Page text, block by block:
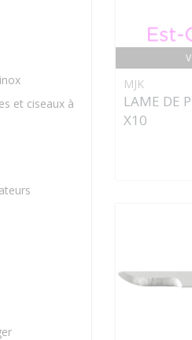
et ciseaux à
MJK
LAME DE
X10